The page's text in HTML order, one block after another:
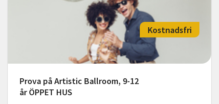
Prova på Artistic Ballroom, 9-12
år ÖPPET HUS
Kostnadsfri